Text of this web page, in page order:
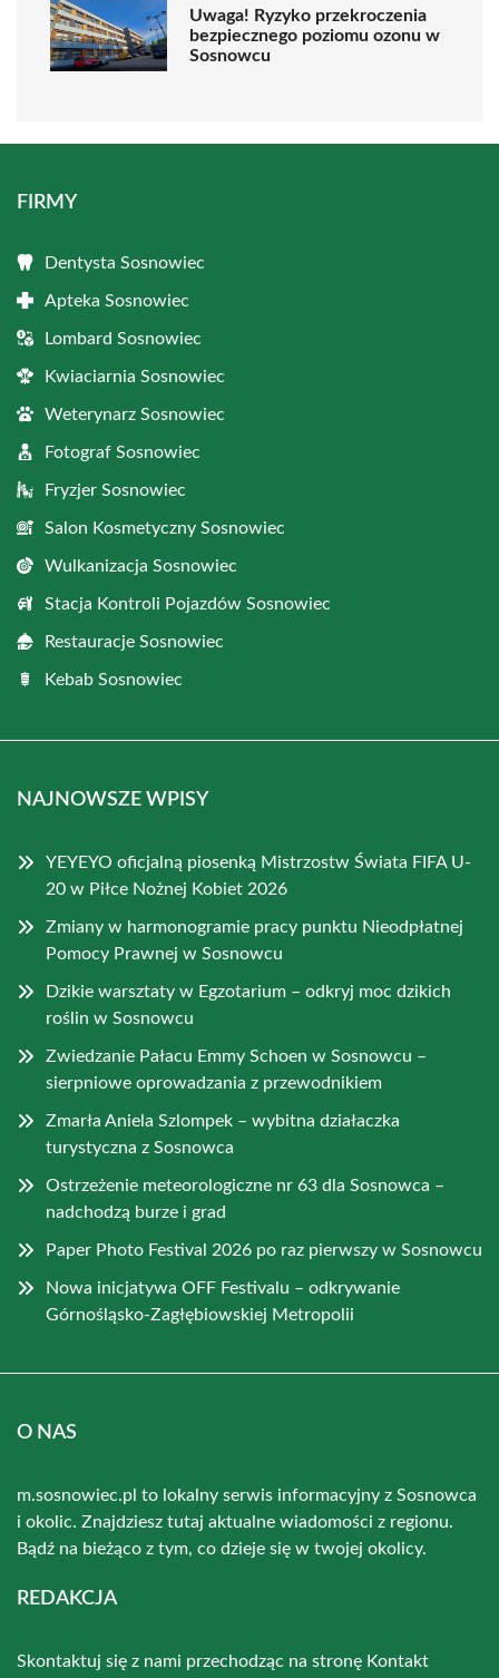
Uwaga! Ryzyko przekroczenia
bezpiecznego poziomu ozonu w
Sosnowcu
FIRMY
Dentysta Sosnowiec
Apteka Sosnowiec
Lombard Sosnowiec
Kwiaciarnia Sosnowiec
Weterynarz Sosnowiec
Fotograf Sosnowiec
Fryzjer Sosnowiec
Salon Kosmetyczny Sosnowiec
Wulkanizacja Sosnowiec
Stacja Kontroli Pojazdów Sosnowiec
Restauracje Sosnowiec
Kebab Sosnowiec
NAJNOWSZE WPISY
YEYEYO oficjalną piosenką Mistrzostw Świata FIFA U-
20 w Piłce Nożnej Kobiet 2026
Zmiany w harmonogramie pracy punktu Nieodpłatnej
Pomocy Prawnej w Sosnowcu
Dzikie warsztaty w Egzotarium – odkryj moc dzikich
roślin w Sosnowcu
Zwiedzanie Pałacu Emmy Schoen w Sosnowcu –
sierpniowe oprowadzania z przewodnikiem
Zmarła Aniela Szlompek – wybitna działaczka
turystyczna z Sosnowca
Ostrzeżenie meteorologiczne nr 63 dla Sosnowca –
nadchodzą burze i grad
Paper Photo Festival 2026 po raz pierwszy w Sosnowcu
Nowa inicjatywa OFF Festivalu – odkrywanie
Górnośląsko-Zagłębiowskiej Metropolii
O NAS
m.sosnowiec.pl to lokalny serwis informacyjny z Sosnowca
i okolic. Znajdziesz tutaj aktualne wiadomości z regionu.
Bądź na bieżąco z tym, co dzieje się w twojej okolicy.
REDAKCJA
Skontaktuj się z nami przechodząc na stronę Kontakt